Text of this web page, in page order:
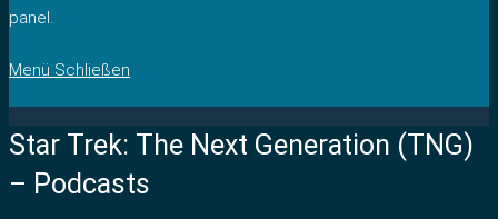
panel.
Menü Schließen
Star Trek: The Next Generation (TNG)
– Podcasts